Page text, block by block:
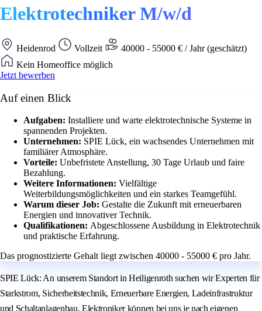
Elektrotechniker M/w/d
Heidenrod Vollzeit
40000 - 55000 € / Jahr (geschätzt)
Kein Homeoffice möglich
Jetzt bewerben
Auf einen Blick
Aufgaben: Installiere und warte elektrotechnische Systeme in
spannenden Projekten.
Unternehmen: SPIE Lück, ein wachsendes Unternehmen mit
familiärer Atmosphäre.
Vorteile: Unbefristete Anstellung, 30 Tage Urlaub und faire
Bezahlung.
Weitere Informationen: Vielfältige
Weiterbildungsmöglichkeiten und ein starkes Teamgefühl.
Warum dieser Job: Gestalte die Zukunft mit erneuerbaren
Energien und innovativer Technik.
Qualifikationen: Abgeschlossene Ausbildung in Elektrotechnik
und praktische Erfahrung.
Das prognostizierte Gehalt liegt zwischen 40000 - 55000 € pro Jahr.
SPIE Lück: An unserem Standort in Heiligenroth suchen wir Experten für
Starkstrom, Sicherheitstechnik, Erneuerbare Energien, Ladeinfrastruktur
und Schaltanlagenbau. Elektroniker können bei uns je nach eigenen